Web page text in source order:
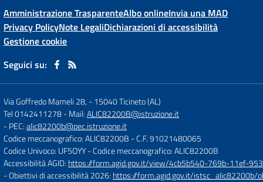
Amministrazione TrasparenteAlbo onlineInvia una MAD
Privacy PolicyNote LegaliDichiarazioni di accessibilità
Gestione cookie
Seguici su:
Via Goffredo Mameli 28, -15040 Ticineto (AL)
Tel 0142411278- Mail:ALIC82200B@istruzione.it
- PEC:alic82200b@pec.istruzione.it
Codice meccanografico: ALIC82200B - C.F. 91021480065
Codice Univoco: UF5OYY- Codice meccanografico: ALIC82200B
Accessibilità AGID: https://form.agid.gov.it/view/4cb5b540-769b-11ef-
- Obiettivi di accessibilità 2026: https://form.agid.gov.it/